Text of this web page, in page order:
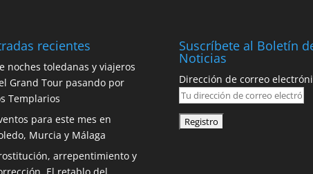
recientes
noches toledanas y viajeros
Grand Tour pasando por
Templarios
para este mes en
Murcia y Málaga
arrepentimiento y
El retablo del
Suscríbete al Boletín
Noticias
Dirección de correo